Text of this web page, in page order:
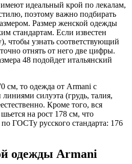
идеальный крой по лекалам,
поэтому важно подбирать
Размер женской одежды
стандартам. Если известен
чтобы узнать соответствующий
отнять от него две цифры.
48 подойдет итальянский
см, то одежда от Armani с
силуэта (грудь, талия,
Кроме того, вся
на рост 178 см, что
ГОСТу русского стандарта: 176
одежды Armani